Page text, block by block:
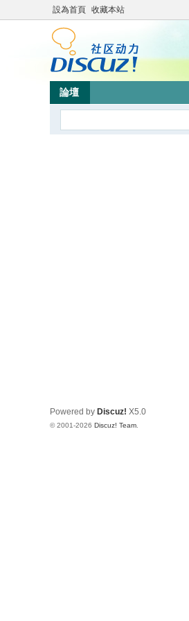
設為首頁 收藏本站
論壇
Powered by Discuz! X5.0
© 2001-2026 Discuz! Team